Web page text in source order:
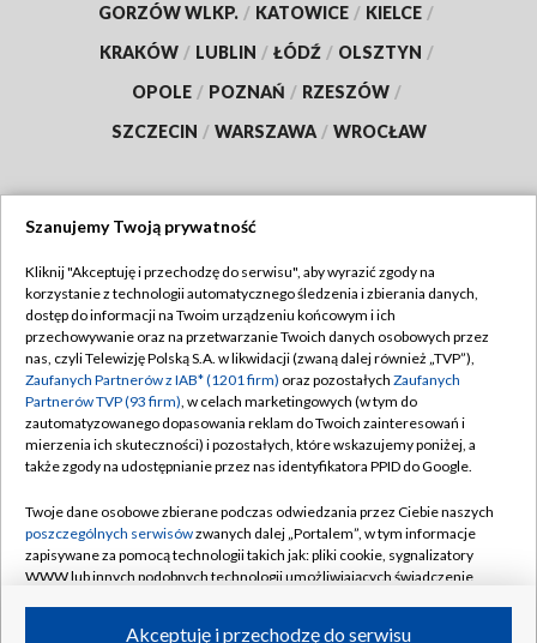
GORZÓW WLKP. / KATOWICE / KIELCE /
KRAKÓW / LUBLIN / ŁÓDŹ / OLSZTYN /
OPOLE / POZNAŃ / RZESZÓW /
SZCZECIN / WARSZAWA / WROCŁAW
TVP
Abonament TVP
Emisja w TVP
Centrum informacji TVP
Naziemna Telewizja Cyfrowa
Rada Programowa
System NOS
Informacje o nadawcy
Regulamin TVP
Polityka prywatności
Moje zgody
Pomoc
Kontakt
Kanały
Szanujemy Twoją prywatność
Kliknij "Akceptuję i przechodzę do serwisu", aby wyrazić zgody na
korzystanie z technologii automatycznego śledzenia i zbierania danych,
dostęp do informacji na Twoim urządzeniu końcowym i ich
przechowywanie oraz na przetwarzanie Twoich danych osobowych przez
nas, czyli Telewizję Polską S.A. w likwidacji (zwaną dalej również „TVP”),
Zaufanych Partnerów z IAB* (1201 firm) oraz pozostałych Zaufanych
Partnerów TVP (93 firm), w celach marketingowych (w tym do
zautomatyzowanego dopasowania reklam do Twoich zainteresowań i
mierzenia ich skuteczności) i pozostałych, które wskazujemy poniżej, a
także zgody na udostępnianie przez nas identyfikatora PPID do Google.
Twoje dane osobowe zbierane podczas odwiedzania przez Ciebie naszych
poszczególnych serwisówzwanych dalej „Portalem”, w tym informacje
zapisywane za pomocą technologii takich jak: pliki cookie, sygnalizatory
WWW lub innych podobnych technologii umożliwiających świadczenie
Akceptuję i przechodzę do serwisu